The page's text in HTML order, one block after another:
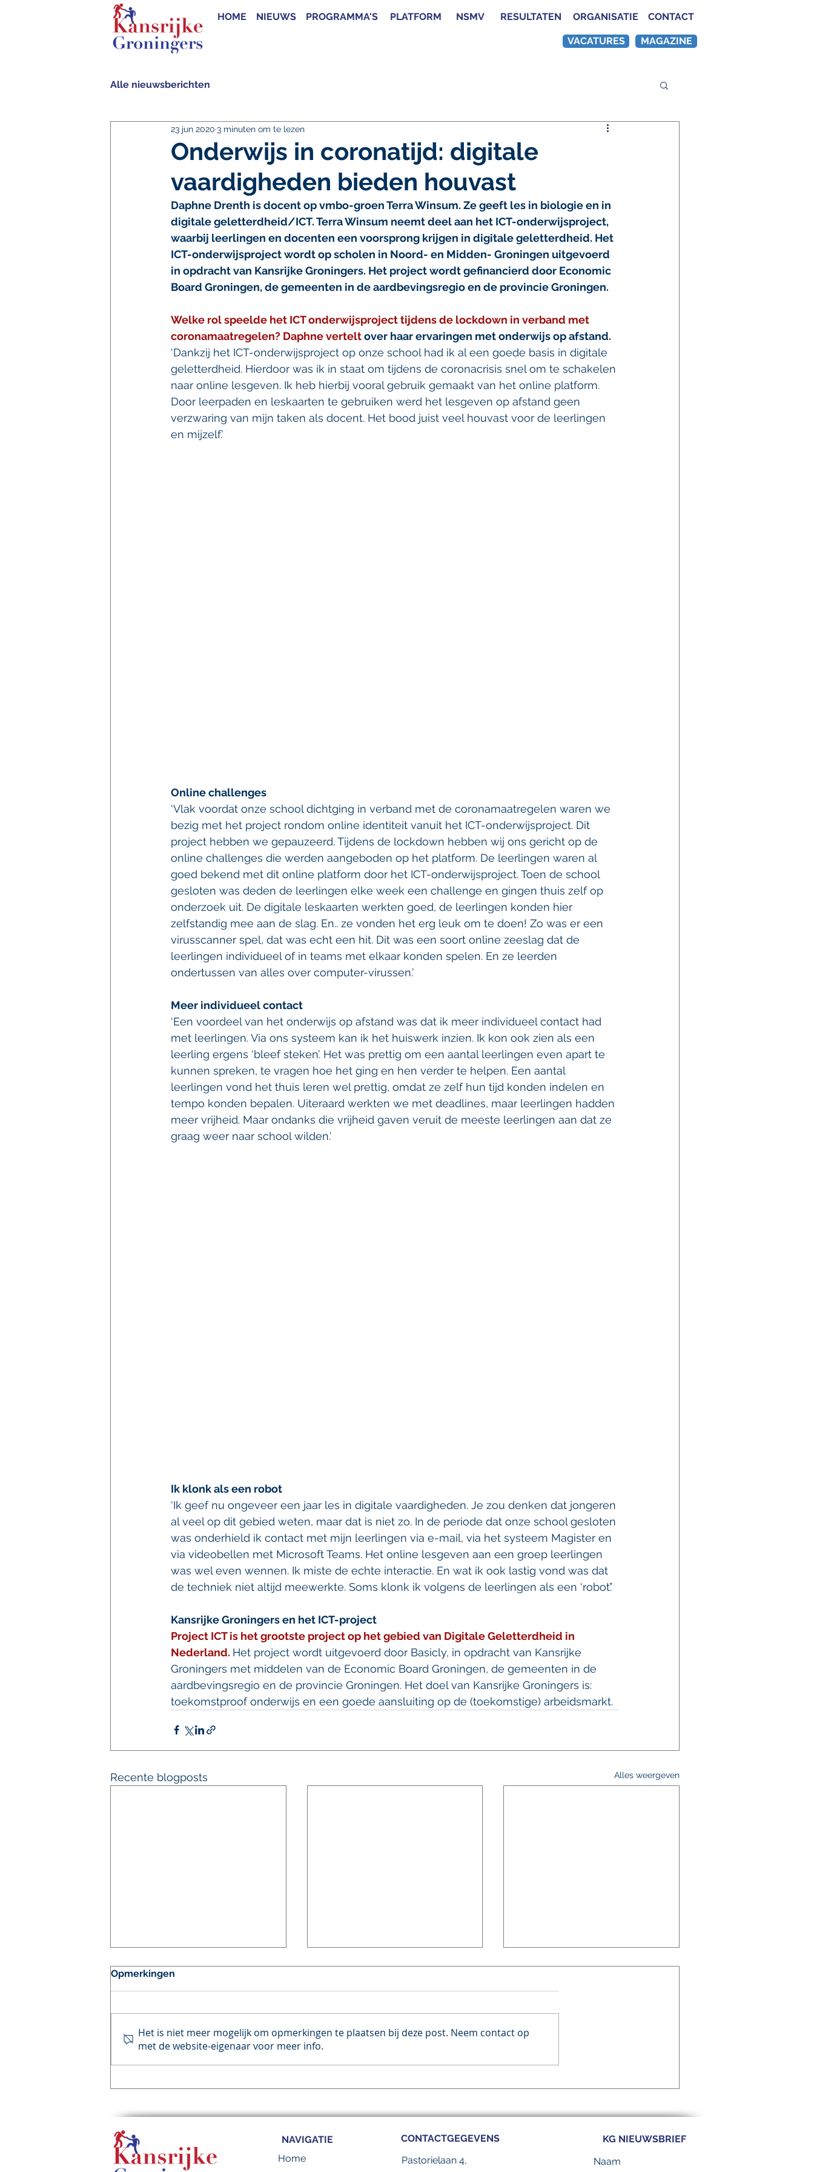
HOME NIEUWS PROGRAMMA'S PLATFORM NSMV RESULTATEN ORGANISATIE CONTACT
VACATURES MAGAZINE
Alle nieuwsberichten
Onderwijs in coronatijd: digitale
vaardigheden bieden houvast
23 jun 2020 3 minuten om te lezen
Daphne Drenth is docent op vmbo-groen Terra Winsum. Ze geeft les in biologie en in
digitale geletterdheid/ICT. Terra Winsum neemt deel aan het ICT-onderwijsproject,
waarbij leerlingen en docenten een voorsprong krijgen in digitale geletterdheid. Het
ICT-onderwijsproject wordt op scholen in Noord- en Midden- Groningen uitgevoerd
in opdracht van Kansrijke Groningers. Het project wordt gefinancierd door Economic
Board Groningen, de gemeenten in de aardbevingsregio en de provincie Groningen.
Welke rol speelde het ICT onderwijsproject tijdens de lockdown in verband met
coronamaatregelen? Daphne vertelt over haar ervaringen met onderwijs op afstand.
‘Dankzij het ICT-onderwijsproject op onze school had ik al een goede basis in digitale
geletterdheid. Hierdoor was ik in staat om tijdens de coronacrisis snel om te schakelen
naar online lesgeven. Ik heb hierbij vooral gebruik gemaakt van het online platform.
Door leerpaden en leskaarten te gebruiken werd het lesgeven op afstand geen
verzwaring van mijn taken als docent. Het bood juist veel houvast voor de leerlingen
en mijzelf.’
Online challenges
‘Vlak voordat onze school dichtging in verband met de coronamaatregelen waren we
bezig met het project rondom online identiteit vanuit het ICT-onderwijsproject. Dit
project hebben we gepauzeerd. Tijdens de lockdown hebben wij ons gericht op de
online challenges die werden aangeboden op het platform. De leerlingen waren al
goed bekend met dit online platform door het ICT-onderwijsproject. Toen de school
gesloten was deden de leerlingen elke week een challenge en gingen thuis zelf op
onderzoek uit. De digitale leskaarten werkten goed, de leerlingen konden hier
zelfstandig mee aan de slag. En.. ze vonden het erg leuk om te doen! Zo was er een
virusscanner spel, dat was echt een hit. Dit was een soort online zeeslag dat de
leerlingen individueel of in teams met elkaar konden spelen. En ze leerden
ondertussen van alles over computer-virussen.’
Meer individueel contact
‘Een voordeel van het onderwijs op afstand was dat ik meer individueel contact had
met leerlingen. Via ons systeem kan ik het huiswerk inzien. Ik kon ook zien als een
leerling ergens ‘bleef steken’. Het was prettig om een aantal leerlingen even apart te
kunnen spreken, te vragen hoe het ging en hen verder te helpen. Een aantal
leerlingen vond het thuis leren wel prettig, omdat ze zelf hun tijd konden indelen en
tempo konden bepalen. Uiteraard werkten we met deadlines, maar leerlingen hadden
meer vrijheid. Maar ondanks die vrijheid gaven veruit de meeste leerlingen aan dat ze
graag weer naar school wilden.’
Ik klonk als een robot
‘Ik geef nu ongeveer een jaar les in digitale vaardigheden. Je zou denken dat jongeren
al veel op dit gebied weten, maar dat is niet zo. In de periode dat onze school gesloten
was onderhield ik contact met mijn leerlingen via e-mail, via het systeem Magister en
via videobellen met Microsoft Teams. Het online lesgeven aan een groep leerlingen
was wel even wennen. Ik miste de echte interactie. En wat ik ook lastig vond was dat
de techniek niet altijd meewerkte. Soms klonk ik volgens de leerlingen als een ‘robot’.’
Kansrijke Groningers en het ICT-project
Project ICT is het grootste project op het gebied van Digitale Geletterdheid in
Nederland. Het project wordt uitgevoerd door Basicly, in opdracht van Kansrijke
Groningers met middelen van de Economic Board Groningen, de gemeenten in de
aardbevingsregio en de provincie Groningen. Het doel van Kansrijke Groningers is:
toekomstproof onderwijs en een goede aansluiting op de (toekomstige) arbeidsmarkt.
Recente blogposts Alles weergeven
Trots op de resultaten in
interactieve
14 leerlingen presenteren
Lokaal tijdens het
SuperIDee in de Eemstuin
📣 3 interessante vacatures
Administratief Programma-
Projectleider/ Voorzitter
Projectleider Onderwijs &
Opmerkingen
Het is niet meer mogelijk om opmerkingen te plaatsen bij deze post. Neem contact op
met de website-eigenaar voor meer info.
NAVIGATIE
Home
CONTACTGEGEVENS
Pastorielaan 4,
KG NIEUWSBRIEF